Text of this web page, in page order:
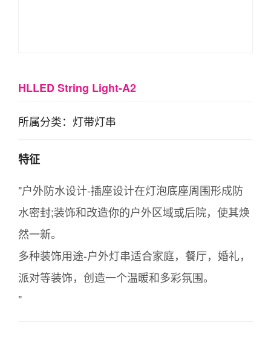
HLLED String Light-A2
所属分类：灯带灯串
特征
"户外防水设计-插座设计在灯泡底座周围形成防
水密封;装饰和改造你的户外区域或后院，使其焕
然一新。
多种装饰用途-户外灯串适合家庭，餐厅，婚礼，
派对等装饰，创造一个温暖和多彩氛围。
"